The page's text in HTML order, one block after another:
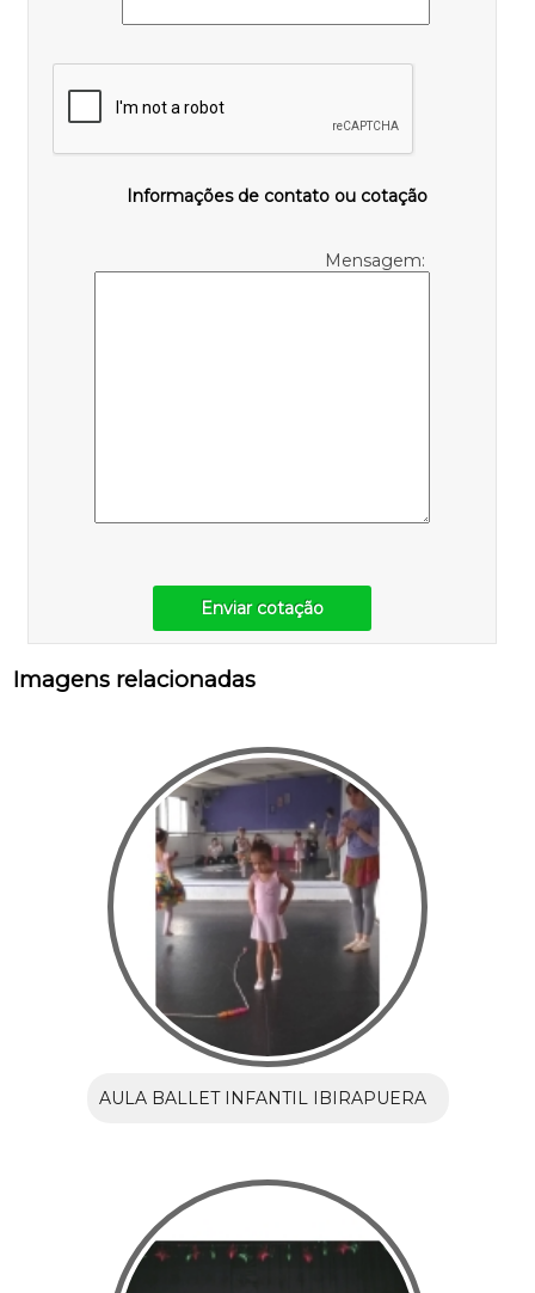
Informações de contato ou cotação
Mensagem:
Enviar cotação
Imagens relacionadas
AULA BALLET INFANTIL IBIRAPUERA